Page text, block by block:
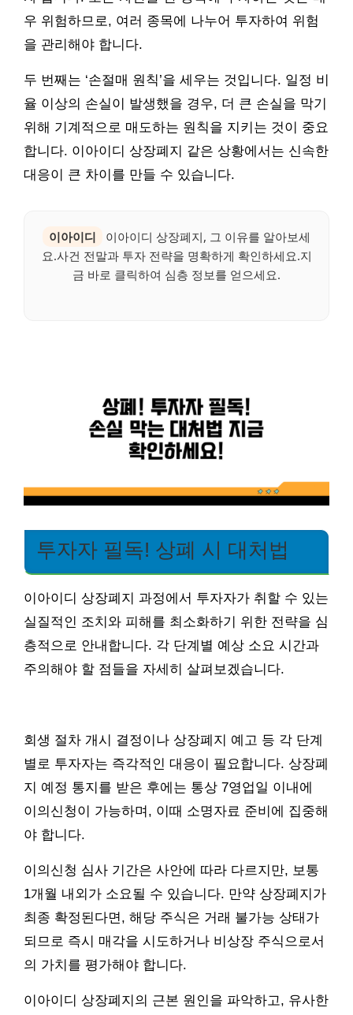
우 위험하므로, 여러 종목에 나누어 투자하여 위험
을 관리해야 합니다.
두 번째는 ‘손절매 원칙’을 세우는 것입니다. 일정 비
율 이상의 손실이 발생했을 경우, 더 큰 손실을 막기
위해 기계적으로 매도하는 원칙을 지키는 것이 중요
합니다. 이아이디 상장폐지 같은 상황에서는 신속한
대응이 큰 차이를 만들 수 있습니다.
이아이디
이아이디 상장폐지, 그 이유를 알아보세
요.사건 전말과 투자 전략을 명확하게 확인하세요.지
금 바로 클릭하여 심층 정보를 얻으세요.
투자자 필독! 상폐 시 대처법
이아이디 상장폐지 과정에서 투자자가 취할 수 있는
실질적인 조치와 피해를 최소화하기 위한 전략을 심
층적으로 안내합니다. 각 단계별 예상 소요 시간과
주의해야 할 점들을 자세히 살펴보겠습니다.
회생 절차 개시 결정이나 상장폐지 예고 등 각 단계
별로 투자자는 즉각적인 대응이 필요합니다. 상장폐
지 예정 통지를 받은 후에는 통상 7영업일 이내에
이의신청이 가능하며, 이때 소명자료 준비에 집중해
야 합니다.
이의신청 심사 기간은 사안에 따라 다르지만, 보통
1개월 내외가 소요될 수 있습니다. 만약 상장폐지가
최종 확정된다면, 해당 주식은 거래 불가능 상태가
되므로 즉시 매각을 시도하거나 비상장 주식으로서
의 가치를 평가해야 합니다.
이아이디 상장폐지의 근본 원인을 파악하고, 유사한